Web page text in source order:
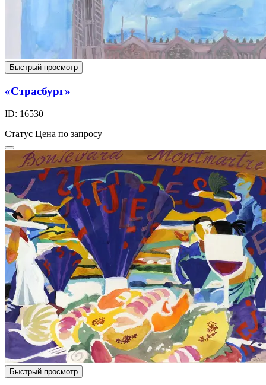
Быстрый просмотр
«Страсбург»
ID: 16530
Статус Цена по запросу
Быстрый просмотр